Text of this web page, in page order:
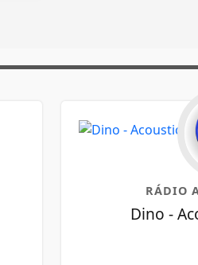
RÁDIO
Dino -